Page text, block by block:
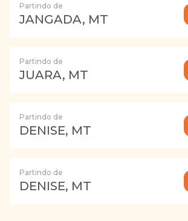
Partindo de
JANGADA, MT
Partindo de
JUARA, MT
Partindo de
DENISE, MT
Partindo de
DENISE, MT